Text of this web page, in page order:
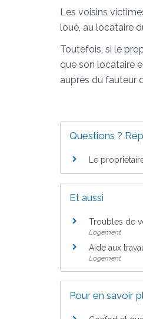
Les voisins
loué, au locataire
Toutefois, si le
que son locataire
auprès du fauteur
Questions ?
Le
Et aussi
Troubles de
Logement
Aide aux
Logement
Pour en savoir